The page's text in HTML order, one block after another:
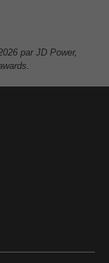
par JD Power,